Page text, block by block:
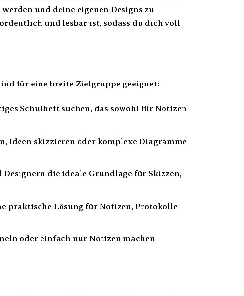
und deine eigenen Designs zu
und lesbar ist, sodass du dich voll
für eine breite Zielgruppe geeignet:
Schulheft suchen, das sowohl für Notizen
Ideen skizzieren oder komplexe Diagramme
die ideale Grundlage für Skizzen,
praktische Lösung für Notizen, Protokolle
oder einfach nur Notizen machen